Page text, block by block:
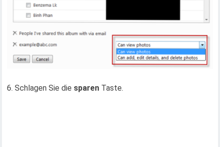
6. Schlagen Sie die sparen Taste.